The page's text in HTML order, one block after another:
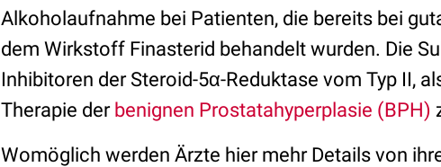
Alkoholaufnahme bei Patienten, die bereits bei
dem Wirkstoff Finasterid behandelt wurden. Die
Inhibitoren der Steroid-5α-Reduktase vom Typ II,
Therapie der benignen Prostatahyperplasie (BPH)
Womöglich werden Ärzte hier mehr Details von